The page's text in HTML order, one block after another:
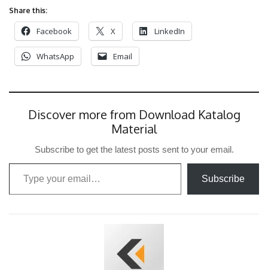
Share this:
Facebook X LinkedIn
WhatsApp Email
Discover more from Download Katalog
Material
Subscribe to get the latest posts sent to your email.
Type your email…
Subscribe